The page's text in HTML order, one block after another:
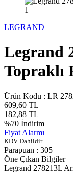
LEGRAND
Legrand
Topraklı
Ürün Kodu : LR
609,60 TL
182,88 TL
%70 İndirim
Fiyat Alarmı
KDV Dahildir.
Parapuan : 305
Öne Çıkan Bilgiler
Legrand 278213L